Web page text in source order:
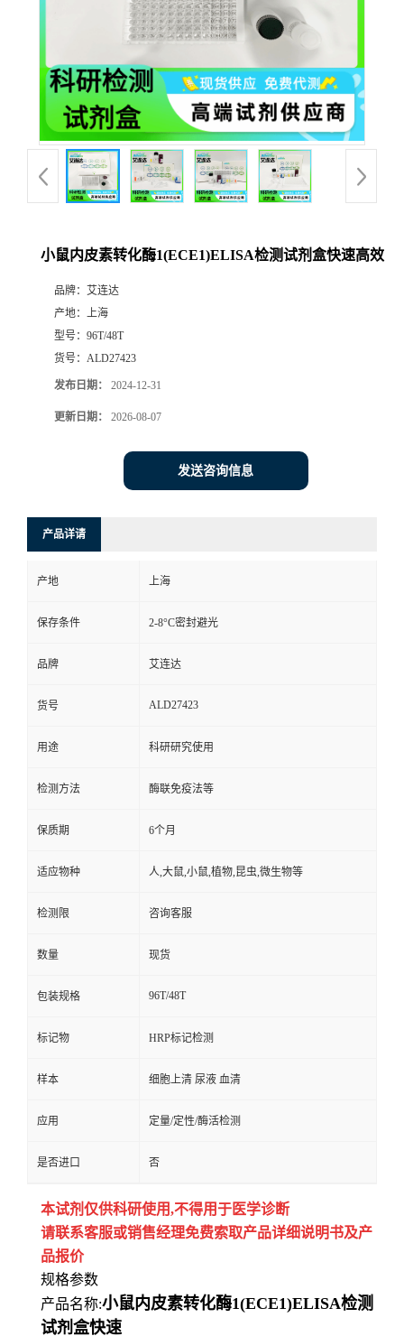
小鼠内皮素转化酶1(ECE1)ELISA检测试剂盒快速高效
品牌： 艾连达
产地： 上海
型号： 96T/48T
货号： ALD27423
发布日期： 2024-12-31
更新日期： 2026-08-07
发送咨询信息
产品详请
产地 上海
保存条件 2-8°C密封避光
品牌 艾连达
货号 ALD27423
用途 科研研究使用
检测方法 酶联免疫法等
保质期 6个月
适应物种 人,大鼠,小鼠,植物,昆虫,微生物等
检测限 咨询客服
数量 现货
包装规格 96T/48T
标记物 HRP标记检测
样本 细胞上清 尿液 血清
应用 定量/定性/酶活检测
是否进口 否
本试剂仅供科研使用,不得用于医学诊断
请联系客服或销售经理免费索取产品详细说明书及产
品报价
规格参数
产品名称:小鼠内皮素转化酶1(ECE1)ELISA检测
试剂盒快速